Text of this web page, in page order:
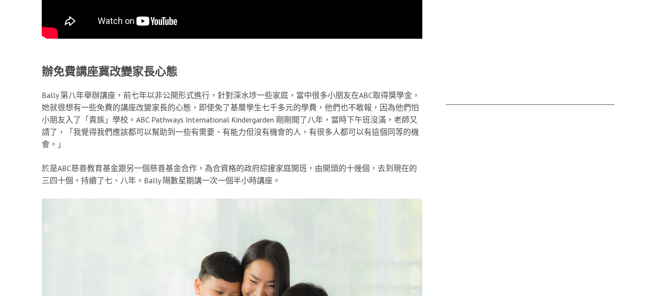
辦免費講座冀改變家長心態
Bally 第八年舉辦講座，前七年以非公開形式進行，針對深水埗一些家庭，當中很多小朋友在ABC取得獎學金，
她就很想有一些免費的講座改變家長的心態，即使免了基層學生七千多元的學費，他們也不敢報，因為他們怕
小朋友入了「貴族」學校。ABC Pathways International Kindergarden 剛剛開了八年，當時下午班沒滿，老師又
請了，「我覺得我們應該都可以幫助到一些有需要、有能力但沒有機會的人，有很多人都可以有這個同等的機
會。」
於是ABC慈善教育基金跟另一個慈善基金合作，為合資格的政府綜援家庭開班，由開頭的十幾個，去到現在的
三四十個，持續了七、八年。Bally 隔數星期講一次一個半小時講座。